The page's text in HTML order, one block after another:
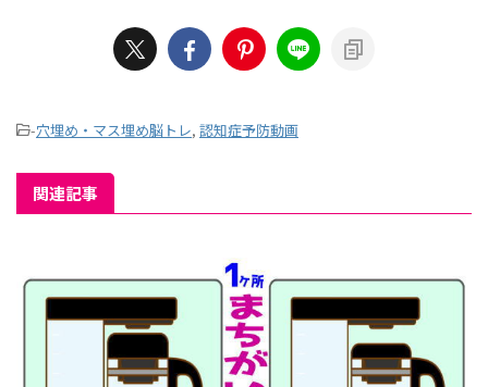
-穴埋め・マス埋め脳トレ, 認知症予防動画
関連記事